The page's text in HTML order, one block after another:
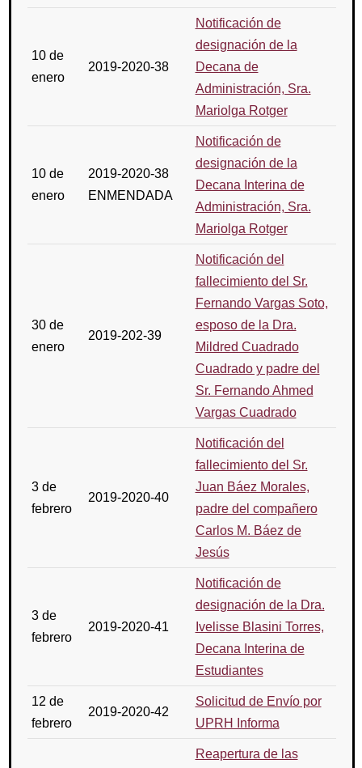
10 de
enero
2019-2020-38
Notificación de
designación de la
Decana de
Administración, Sra.
Mariolga Rotger
10 de
enero
2019-2020-38
ENMENDADA
Notificación de
designación de la
Decana Interina de
Administración, Sra.
Mariolga Rotger
30 de
enero
2019-202-39
Notificación del
fallecimiento del Sr.
Fernando Vargas Soto,
esposo de la Dra.
Mildred Cuadrado
Cuadrado y padre del
Sr. Fernando Ahmed
Vargas Cuadrado
3 de
febrero
2019-2020-40
Notificación del
fallecimiento del Sr.
Juan Báez Morales,
padre del compañero
Carlos M. Báez de
Jesús
3 de
febrero
2019-2020-41
Notificación de
designación de la Dra.
Ivelisse Blasini Torres,
Decana Interina de
Estudiantes
12 de
febrero
2019-2020-42
Solicitud de Envío por
UPRH Informa
Reapertura de las